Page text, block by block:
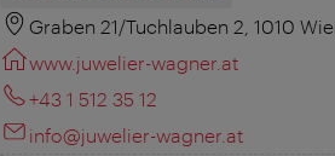
Graben 21/Tuchlauben 2, 1010
www.juwelier-wagner.at
+43 1 512 35 12
info@juwelier-wagner.at